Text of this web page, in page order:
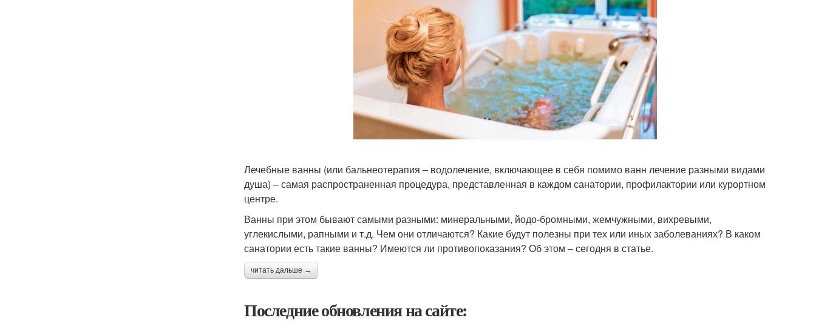
Лечебные ванны (или бальнеотерапия – водолечение, включающее в себя помимо ванн лечение разными видами
душа) – самая распространенная процедура, представленная в каждом санатории, профилактории или курортном
центре.
Ванны при этом бывают самыми разными: минеральными, йодо-бромными, жемчужными, вихревыми,
углекислыми, рапными и т.д. Чем они отличаются? Какие будут полезны при тех или иных заболеваниях? В каком
санатории есть такие ванны? Имеются ли противопоказания? Об этом – сегодня в статье.
читать дальше →
Последние обновления на сайте: